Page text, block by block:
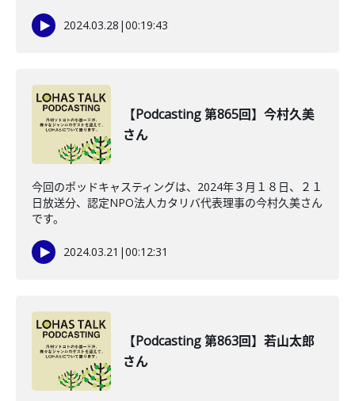
2024.03.28 |00:19:43
【Podcasting 第865回】今村久美
さん
今回のポッドキャスティングは、2024年３月１８日、２１
日放送分、認定NPO法人カタリバ代表理事の今村久美さん
です。
2024.03.21 |00:12:31
【Podcasting 第863回】若山太郎
さん